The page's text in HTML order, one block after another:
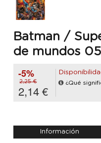
Batman /
de mundos
-5%
2,25 €
2,14 €
¿Qué
Información